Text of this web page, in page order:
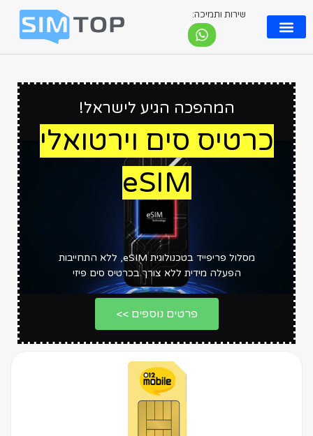
שירות ותמיכה:
המהפכה הגיע לישראל!
כרטיס סים וירטואלי
eSIM
מסלול פריפייד בטכנולוגית eSIM, ללא התחייבות
הפעלה מידית ללא צורך בכרטיס סים פיזי
פרטים נוספים >>